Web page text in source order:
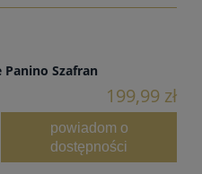
Szafran
199,99 zł
powiadom o
dostępności